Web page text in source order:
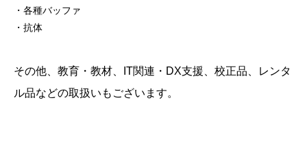
・各種バッファ
・抗体
その他、教育・教材、IT関連・DX支援、校正品、レンタ
ル品などの取扱いもございます。